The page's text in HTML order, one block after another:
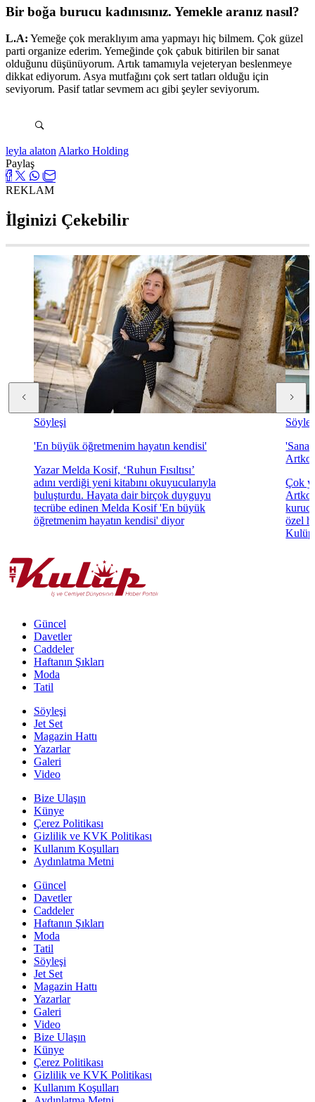
Bir boğa burucu kadınısınız. Yemekle aranız nasıl?
L.A: Yemeğe çok meraklıyım ama yapmayı hiç bilmem. Çok güzel
parti organize ederim. Yemeğinde çok çabuk bitirilen bir sanat
olduğunu düşünüyorum. Artık tamamıyla vejeteryan beslenmeye
dikkat ediyorum. Asya mutfağını çok sert tatları olduğu için
seviyorum. Pasif tatlar sevmem acı gibi şeyler seviyorum.
leyla alaton Alarko Holding
Paylaş
REKLAM
İlginizi Çekebilir
Söyleşi
'En büyük öğretmenim hayatın kendisi'
Yazar Melda Kosif, ‘Ruhun Fısıltısı’
adını verdiği yeni kitabını okuyucularıyla
buluşturdu. Hayata dair birçok duyguyu
tecrübe edinen Melda Kosif 'En büyük
öğretmenim hayatın kendisi' diyor
Çok
özel
Güncel
Davetler
Caddeler
Haftanın Şıkları
Moda
Tatil
Söyleşi
Jet Set
Magazin Hattı
Yazarlar
Galeri
Video
Bize Ulaşın
Künye
Çerez Politikası
Gizlilik ve KVK Politikası
Kullanım Koşulları
Aydınlatma Metni
Güncel
Davetler
Caddeler
Haftanın Şıkları
Moda
Tatil
Söyleşi
Jet Set
Magazin Hattı
Yazarlar
Galeri
Video
Bize Ulaşın
Künye
Çerez Politikası
Gizlilik ve KVK Politikası
Kullanım Koşulları